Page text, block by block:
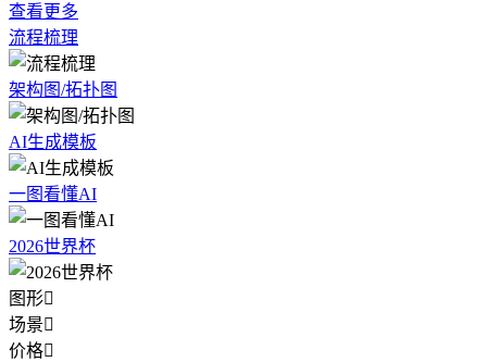
查看更多
流程梳理
架构图/拓扑图
AI生成模板
一图看懂AI
2026世界杯
图形
场景
价格